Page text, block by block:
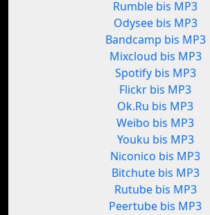
Rumble bis MP3
Odysee bis MP3
Bandcamp bis MP3
Mixcloud bis MP3
Spotify bis MP3
Flickr bis MP3
Ok.Ru bis MP3
Weibo bis MP3
Youku bis MP3
Niconico bis MP3
Bitchute bis MP3
Rutube bis MP3
Peertube bis MP3